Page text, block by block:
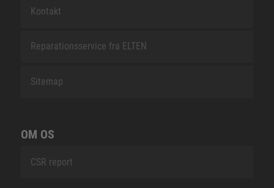
Kontakt
Reparationsservice fra ELTEN
Sitemap
OM OS
CSR report